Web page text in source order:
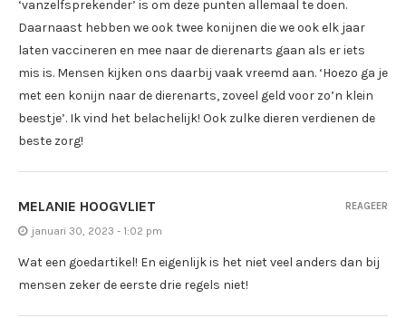
‘vanzelfsprekender’ is om deze punten allemaal te doen.
Daarnaast hebben we ook twee konijnen die we ook elk jaar
laten vaccineren en mee naar de dierenarts gaan als er iets
mis is. Mensen kijken ons daarbij vaak vreemd aan. ‘Hoezo ga je
met een konijn naar de dierenarts, zoveel geld voor zo’n klein
beestje’. Ik vind het belachelijk! Ook zulke dieren verdienen de
beste zorg!
MELANIE HOOGVLIET
januari 30, 2023 - 1:02 pm
Wat een goedartikel! En eigenlijk is het niet veel anders dan bij
mensen zeker de eerste drie regels niet!
REAGEER